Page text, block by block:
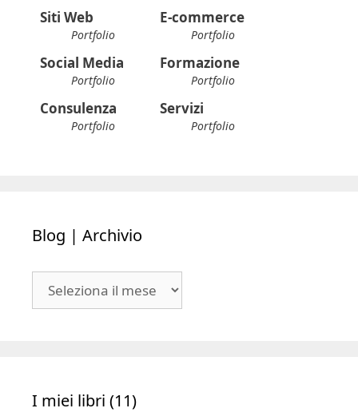
Siti Web
Portfolio
E-commerce
Portfolio
Social Media
Portfolio
Formazione
Portfolio
Consulenza
Portfolio
Servizi
Portfolio
Blog | Archivio
I miei libri (11)